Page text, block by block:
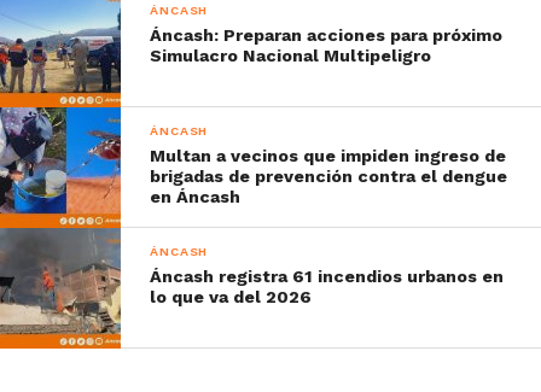
ÁNCASH
Áncash: Preparan acciones para próximo
Simulacro Nacional Multipeligro
ÁNCASH
Multan a vecinos que impiden ingreso de
brigadas de prevención contra el dengue
en Áncash
ÁNCASH
Áncash registra 61 incendios urbanos en
lo que va del 2026